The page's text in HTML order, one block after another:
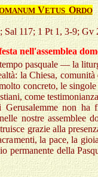
VETUS ORDO
;Sal 117; 1 Pt 1, 3-9;Gv
nell'assemblea
pasquale — la
la Chiesa,
concreto, le
come
non ha
nostre assemblee
grazie alla
la pace, la
permanente della